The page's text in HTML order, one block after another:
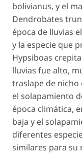
bolivianus, y el
Dendrobates
época de lluvias
y la especie que
Hypsiboas
lluvias fue alto,
traslape de
el solapamiento
época climática,
baja y el
diferentes
similares para su